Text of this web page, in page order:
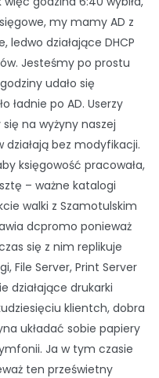
my mamy AD z
ledwo działające DHCP
Jesteśmy po prostu
udało się
ładnie po AD. Userzy
na wyżyny naszej
działają bez modyfikacji.
księgowość pracowała,
– ważne katalogi
walki z Szamotulskim
dcpromo ponieważ
się z nim replikuje
File Server, Print Server
działające drukarki
klientch, dobra
układać sobie papiery
Ja w tym czasie
ten prześwietny